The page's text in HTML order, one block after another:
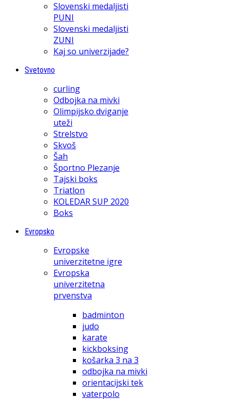
Slovenski medaljisti
PUNI
Slovenski medaljisti
ZUNI
Kaj so univerzijade?
Svetovno
curling
Odbojka na mivki
Olimpijsko dviganje
uteži
Strelstvo
Skvoš
Šah
Športno Plezanje
Tajski boks
Triatlon
KOLEDAR SUP 2020
Boks
Evropsko
Evropske
univerzitetne igre
Evropska
univerzitetna
prvenstva
badminton
judo
karate
kickboksing
košarka 3 na 3
odbojka na mivki
orientacijski tek
vaterpolo